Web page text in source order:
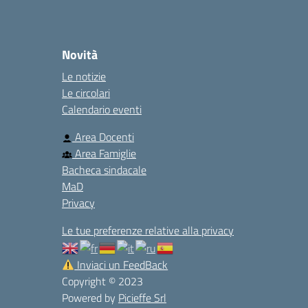
Novità
Le notizie
Le circolari
Calendario eventi
Area Docenti
Area Famiglie
Bacheca sindacale
MaD
Privacy
Le tue preferenze relative alla privacy
Inviaci un FeedBack
Copyright © 2023
Powered by Picieffe Srl